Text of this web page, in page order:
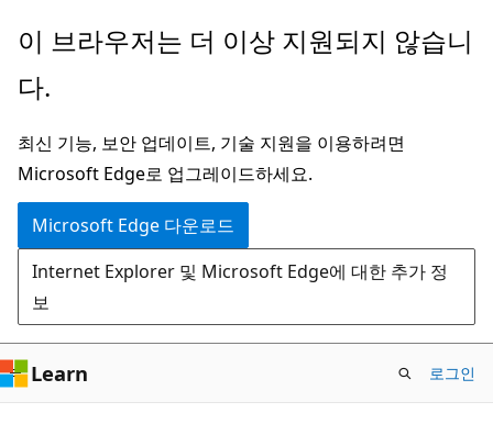
주
콘
츠
로
건
너
뛰
기
이 브라우저는 더 이상 지원되지 않습니
다.
최신 기능, 보안 업데이트, 기술 지원을 이용하려면
Microsoft Edge로 업그레이드하세요.
Microsoft Edge 다운로드
Internet Explorer 및 Microsoft Edge에 대한 추가 정
보
Learn 로그인